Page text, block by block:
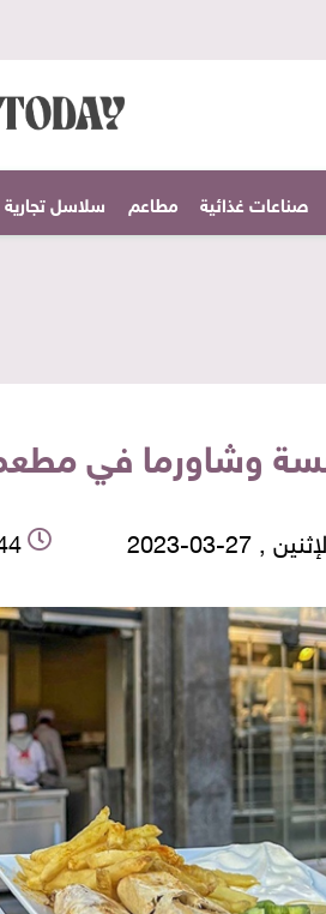
صناعات غذائية مطاعم سلاسل تجارية
وشاورما في
, 27-03-2023